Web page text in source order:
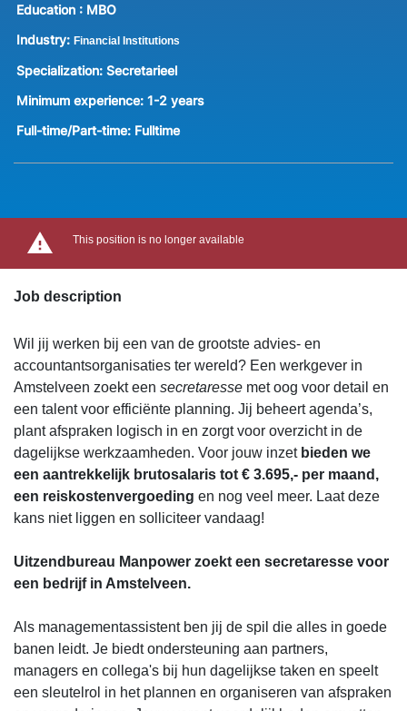
Education : MBO
Industry: Financial Institutions
Specialization: Secretarieel
Minimum experience: 1-2 years
Full-time/Part-time: Fulltime
This position is no longer available
Job description
Wil jij werken bij een van de grootste advies- en
accountantsorganisaties ter wereld? Een werkgever in
Amstelveen zoekt een secretaresse met oog voor detail en
een talent voor efficiënte planning. Jij beheert agenda’s,
plant afspraken logisch in en zorgt voor overzicht in de
dagelijkse werkzaamheden. Voor jouw inzet bieden we
een aantrekkelijk brutosalaris tot € 3.695,- per maand,
een reiskostenvergoeding en nog veel meer. Laat deze
kans niet liggen en solliciteer vandaag!
Uitzendbureau Manpower zoekt een secretaresse voor
een bedrijf in Amstelveen.
Als managementassistent ben jij de spil die alles in goede
banen leidt. Je biedt ondersteuning aan partners,
managers en collega's bij hun dagelijkse taken en speelt
een sleutelrol in het plannen en organiseren van afspraken